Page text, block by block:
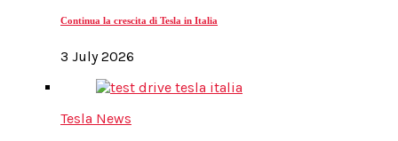
Continua la crescita di Tesla in Italia
3 July 2026
Tesla News